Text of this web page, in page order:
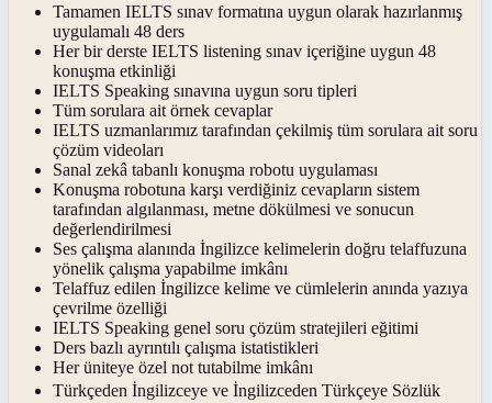
Tamamen IELTS sınav formatına uygun olarak hazırlanmış
uygulamalı 48 ders
Her bir derste IELTS listening sınav içeriğine uygun 48
konuşma etkinliği
IELTS Speaking sınavına uygun soru tipleri
Tüm sorulara ait örnek cevaplar
IELTS uzmanlarımız tarafından çekilmiş tüm sorulara ait soru
çözüm videoları
Sanal zekâ tabanlı konuşma robotu uygulaması
Konuşma robotuna karşı verdiğiniz cevapların sistem
tarafından algılanması, metne dökülmesi ve sonucun
değerlendirilmesi
Ses çalışma alanında İngilizce kelimelerin doğru telaffuzuna
yönelik çalışma yapabilme imkânı
Telaffuz edilen İngilizce kelime ve cümlelerin anında yazıya
çevrilme özelliği
IELTS Speaking genel soru çözüm stratejileri eğitimi
Ders bazlı ayrıntılı çalışma istatistikleri
Her üniteye özel not tutabilme imkânı
Türkçeden İngilizceye ve İngilizceden Türkçeye Sözlük